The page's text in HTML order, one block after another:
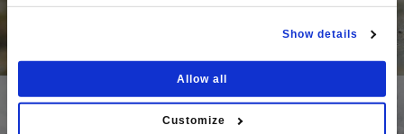
Show details
Allow all
Customize